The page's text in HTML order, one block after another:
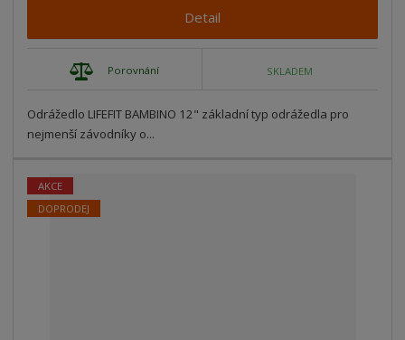
Detail
Porovnání SKLADEM
Odrážedlo LIFEFIT BAMBINO 12" základní typ odrážedla pro
nejmenší závodníky o...
AKCE
DOPRODEJ